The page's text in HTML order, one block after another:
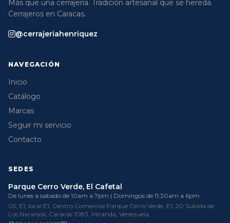
Más que una cerrajería. Tradición artesanal que se hereda.
Cerrajeros en Caracas.
@cerrajeriahenriquez
NAVEGACIÓN
Inicio
Catálogo
Marcas
Seguir mi servicio
Contacto
SEDES
Parque Cerro Verde, El Cafetal
De lunes a sabado de 10am a 7pm | Domingos de 11:30am a 6pm
05, E1, local E1, Centro Comercial Parque Cerro Verde, E1, 20 Subida de
Los Naranjos, Caracas 1083, Miranda, Venezuela